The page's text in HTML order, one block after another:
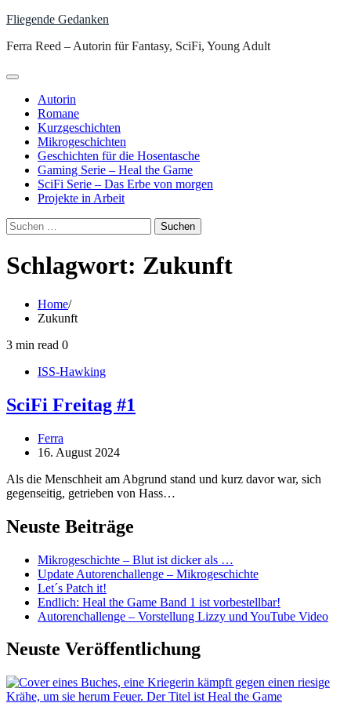
Skip
content
Fliegende Gedanken
Ferra Reed – Autorin für Fantasy, SciFi, Young Adult
Autorin
Romane
Kurzgeschichten
Mikrogeschichten
Geschichten für die Hosentasche
Gaming Serie – Heal the Game
SciFi Serie – Das Erbe von morgen
Projekte in Arbeit
Suchen
nach:
Schlagwort: Zukunft
Home
Zukunft
3 min read 0
ISS-Hawking
SciFi Freitag #1
Ferra
16. August 2024
Als die Menschheit am Abgrund stand und kurz davor war, sich
gegenseitig, getrieben von Hass…
Neuste Beiträge
Mikrogeschichte – Blut ist dicker als …
Update Autorenchallenge – Mikrogeschichte
Let´s Patch it!
Endlich: Heal the Game Band 1 ist vorbestellbar!
Autorenchallenge – Vorstellung Lizzy und YouTube Video
Neuste Veröffentlichung